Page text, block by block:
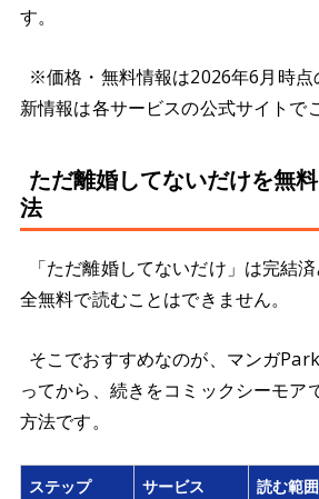
す。
※価格・無料情報は2026年6月時点
新情報は各サービスの公式サイトで
ただ離婚してないだけを無
法
「ただ離婚してないだけ」は完結
全無料で読むことはできません。
そこでおすすめなのが、マンガ
ってから、続きをコミックシーモア
方法です。
ステップ サービス 読む範囲